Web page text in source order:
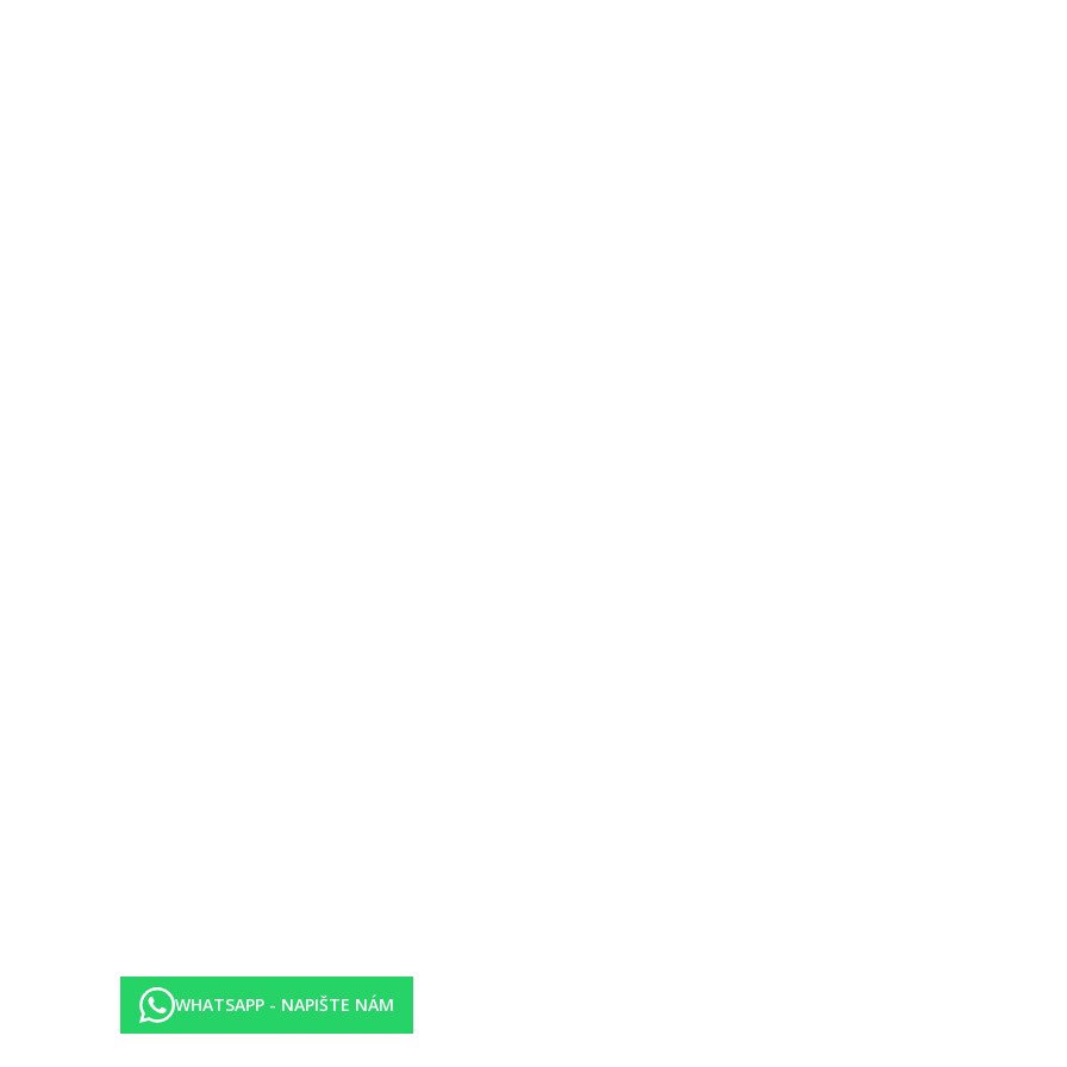
konferenční místnost, lobby bar, restaurace. Venku bazén, dětské brouzdaliště, bazén s jacuzzi, terasa na slunění, lehátka a slunečníky
WHATSAPP - NAPIŠTE NÁM